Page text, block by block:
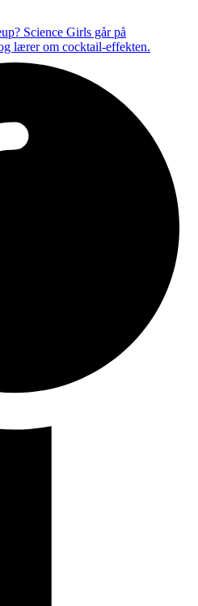
Science Girls går på
lærer om cocktail-effekten.